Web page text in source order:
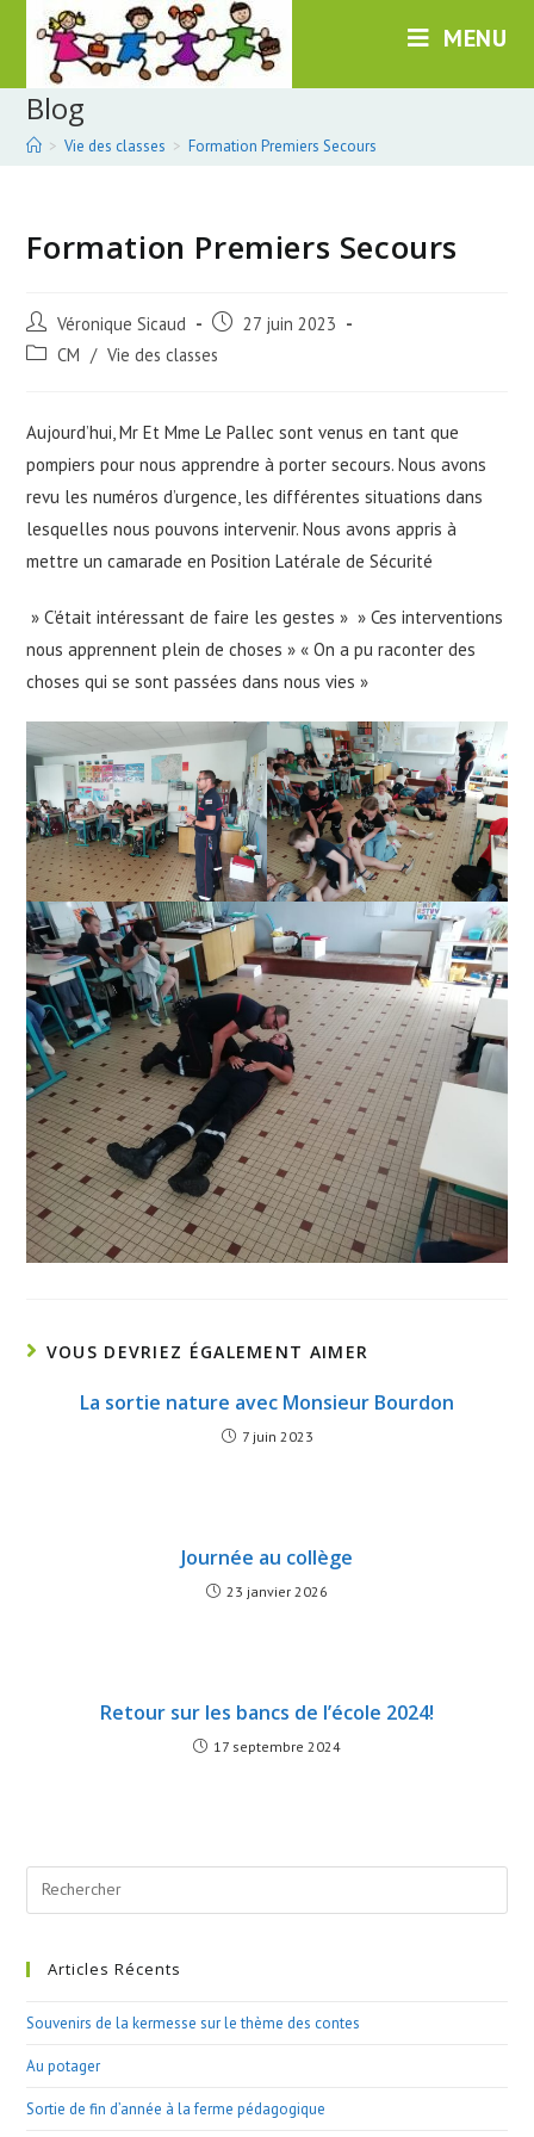
content
MENU
Blog
> Vie des classes > Formation Premiers Secours
Formation Premiers Secours
Post
author:
Véronique Sicaud
Post
published:
27 juin 2023
Post CM / Vie des classes
Aujourd’hui, Mr Et Mme Le Pallec sont venus en tant que
pompiers pour nous apprendre à porter secours. Nous avons
revu les numéros d’urgence, les différentes situations dans
lesquelles nous pouvons intervenir. Nous avons appris à
mettre un camarade en Position Latérale de Sécurité
» C’était intéressant de faire les gestes » » Ces interventions
nous apprennent plein de choses » « On a pu raconter des
choses qui se sont passées dans nous vies »
VOUS DEVRIEZ ÉGALEMENT AIMER
La sortie nature avec Monsieur Bourdon
7 juin 2023
Journée au collège
23 janvier 2026
Retour sur les bancs de l’école 2024!
17 septembre 2024
Search
this
Articles Récents
Souvenirs de la kermesse sur le thème des contes
Au potager
Sortie de fin d’année à la ferme pédagogique